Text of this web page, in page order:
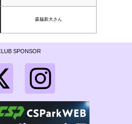
森脇新大さん
SPONSOR